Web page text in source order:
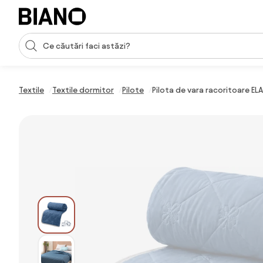
Sari peste navigare, accesează conținutul
Introducerea căutării
Textile Textile dormitor Pilote Pilota de vara racoritoare